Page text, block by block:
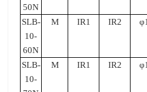
50N
SLB-
10-
60N
M IR1 IR2
SLB-
10-
M IR1 IR2